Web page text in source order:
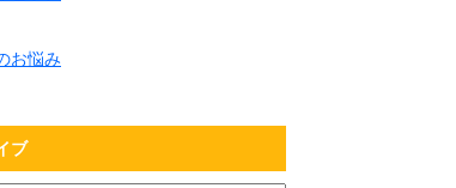
お悩み
ブ